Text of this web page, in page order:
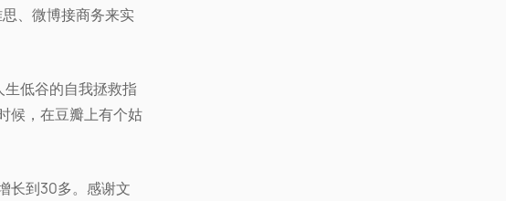
、微博接商务来实
低谷的自我拯救指
候，在豆瓣上有个姑
长到30多。感谢文